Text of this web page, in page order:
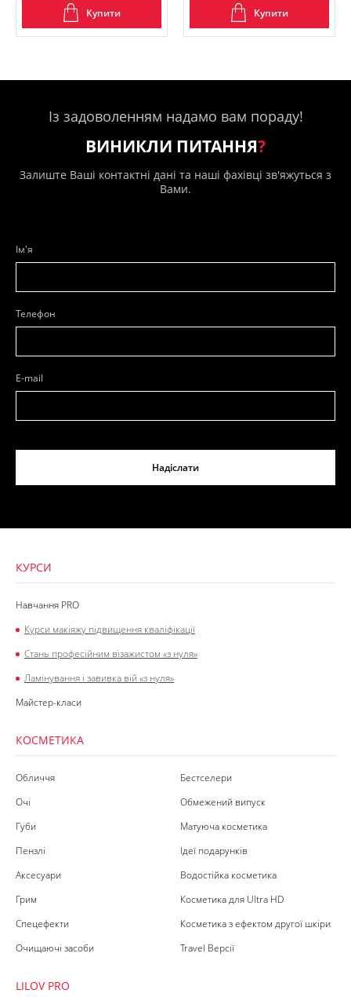
Купити Купити
Із задоволенням надамо вам пораду!
ВИНИКЛИ ПИТАННЯ?
Залиште Ваші контактні дані та наші фахівці зв'яжуться з
Вами.
Ім'я
Телефон
E-mail
Надіслати
КУРСИ
Навчання PRO
Курси макіяжу підвищення кваліфікації
Стань професійним візажистом «з нуля»
Ламінування і завивка вій «з нуля»
Майстер-класи
КОСМЕТИКА
Обличчя
Очі
Губи
Пензлі
Аксесуари
Грим
Спецефекти
Очищаючі засоби
Бестселери
Обмежений випуск
Матуюча косметика
Ідеї подарунків
Водостійка косметика
Косметика для Ultra HD
Косметика з ефектом другої шкіри
Travel Версії
LILOV PRO